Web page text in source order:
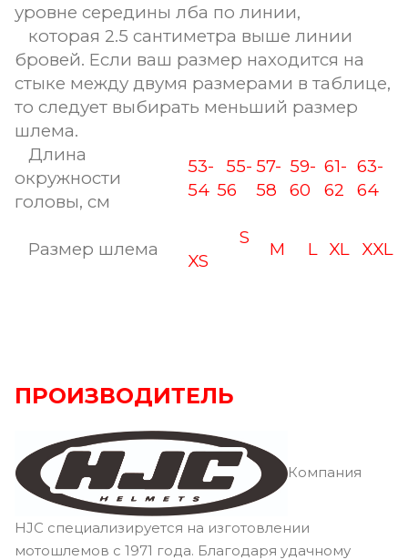
уровне середины лба по линии,
которая 2.5 сантиметра выше линии
бровей. Если ваш размер находится на
стыке между двумя размерами в таблице,
то следует выбирать меньший размер
шлема.
Длина
окружности
головы, см
53-
54
55-
56
57-
58
59-
60
61-
62
63-
64
Размер шлема
XS
S
M L XL XXL
ПРОИЗВОДИТЕЛЬ
Компания
HJC специализируется на изготовлении
мотошлемов с 1971 года. Благодаря удачному